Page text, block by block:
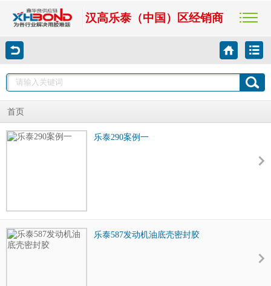
汉高乐泰（中国）区经销商
首页
乐泰290案例一
乐泰587发动机油底壳密封胶